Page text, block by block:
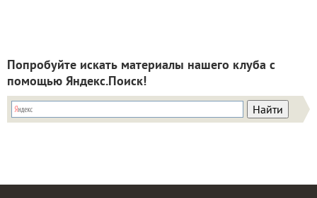
Попробуйте искать материалы нашего клуба с
помощью Яндекс.Поиск!